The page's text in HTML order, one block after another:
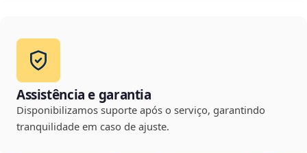
Assistência e garantia
Disponibilizamos suporte após o serviço, garantindo
tranquilidade em caso de ajuste.